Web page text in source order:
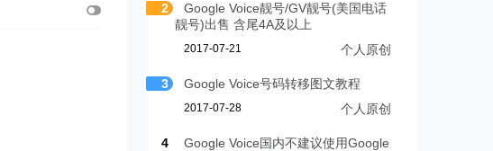
2
Google Voice靓号/GV靓号(美国电话
靓号)出售 含尾4A及以上
2017-07-21 个人原创
3 Google Voice号码转移图文教程
2017-07-28 个人原创
4
Google Voice国内不建议使用Google